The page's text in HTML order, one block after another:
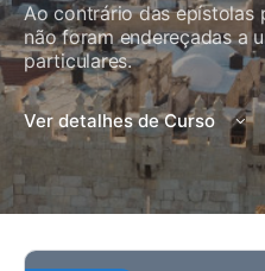
Ao contrário das epístolas
não foram endereçadas a
particulares.
Ver detalhes de Curso